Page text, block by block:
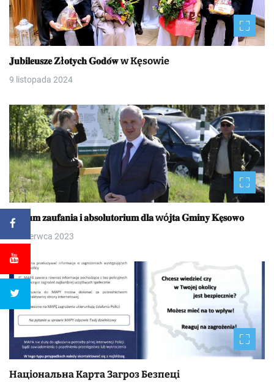
𝐉𝐮𝐛𝐢𝐥𝐞𝐮𝐬𝐳𝐞 𝐙ł𝐨𝐭𝐲𝐜𝐡 𝐆𝐨𝐝𝐨́𝐰 w Kęsowie
9 listopada 2024
𝐖𝐨𝐭𝐮𝐦 𝐳𝐚𝐮𝐟𝐚𝐧𝐢𝐚 𝐢 𝐚𝐛𝐬𝐨𝐥𝐮𝐭𝐨𝐫𝐢𝐮𝐦 𝐝𝐥𝐚 wó𝐣𝐭𝐚 𝐆𝐦𝐢𝐧𝐲 𝐊𝐞̨𝐬𝐨𝐰𝐨
23 czerwca 2023
Національна Kapтa Загроз Безпеці